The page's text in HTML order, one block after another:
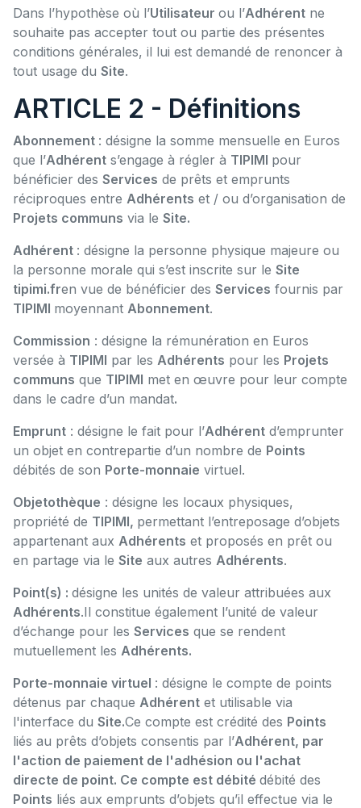
Dans l’hypothèse où l’Utilisateur ou l’Adhérent ne
souhaite pas accepter tout ou partie des présentes
conditions générales, il lui est demandé de renoncer à
tout usage du Site.
ARTICLE 2 - Définitions
Abonnement : désigne la somme mensuelle en Euros
que l’Adhérent s’engage à régler à TIPIMI pour
bénéficier des Services de prêts et emprunts
réciproques entre Adhérents et / ou d’organisation de
Projets communs via le Site.
Adhérent : désigne la personne physique majeure ou
la personne morale qui s’est inscrite sur le Site
tipimi.fren vue de bénéficier des Services fournis par
TIPIMI moyennant Abonnement.
Commission : désigne la rémunération en Euros
versée à TIPIMI par les Adhérents pour les Projets
communs que TIPIMI met en œuvre pour leur compte
dans le cadre d’un mandat.
Emprunt : désigne le fait pour l’Adhérent d’emprunter
un objet en contrepartie d’un nombre de Points
débités de son Porte-monnaie virtuel.
Objetothèque : désigne les locaux physiques,
propriété de TIPIMI, permettant l’entreposage d’objets
appartenant aux Adhérents et proposés en prêt ou
en partage via le Site aux autres Adhérents.
Point(s) : désigne les unités de valeur attribuées aux
Adhérents.Il constitue également l’unité de valeur
d’échange pour les Services que se rendent
mutuellement les Adhérents.
Porte-monnaie virtuel : désigne le compte de points
détenus par chaque Adhérent et utilisable via
l'interface du Site.Ce compte est crédité des Points
liés au prêts d’objets consentis par l’Adhérent, par
l'action de paiement de l'adhésion ou l'achat
directe de point. Ce compte est débité débité des
Points liés aux emprunts d’objets qu’il effectue via le